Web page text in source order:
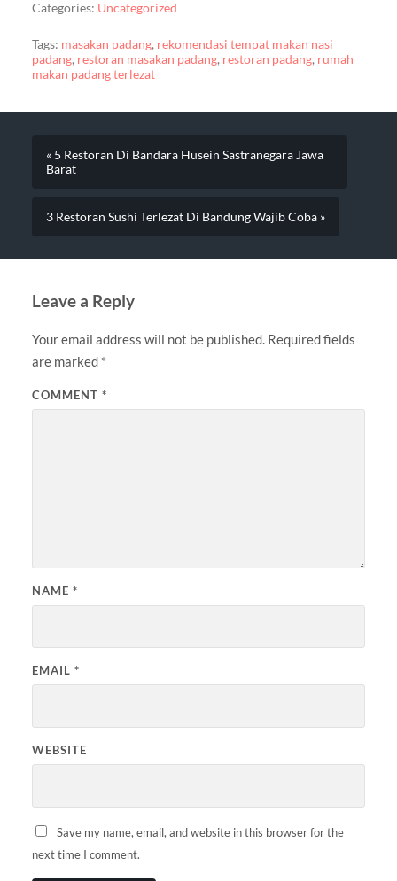
Categories: Uncategorized
Tags: masakan padang, rekomendasi tempat makan nasi
padang, restoran masakan padang, restoran padang, rumah
makan padang terlezat
« 5 Restoran Di Bandara Husein Sastranegara Jawa
Barat
3 Restoran Sushi Terlezat Di Bandung Wajib Coba »
Leave a Reply
Your email address will not be published. Required fields
are marked *
COMMENT *
NAME *
EMAIL *
WEBSITE
Save my name, email, and website in this browser for the
next time I comment.